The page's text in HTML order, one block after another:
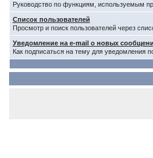
Руководство по функциям, используемым
Список пользователей
Просмотр и поиск пользователей через
Уведомление на e-mail о новых
Как подписаться на тему для уведомления